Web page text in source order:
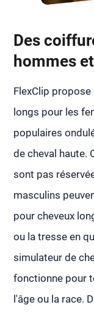
Des
hommes
FlexClip
longs pour les
populaires
de cheval haute.
sont pas
masculins
pour cheveux
ou la tresse en
simulateur de
fonctionne pour
l'âge ou la race.